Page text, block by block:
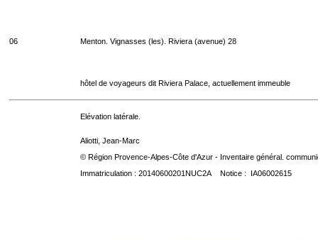
06 Menton. Vignasses (les). Riviera (avenue) 28
hôtel de voyageurs dit Riviera Palace, actuellement immeuble
Elévation latérale.
Aliotti, Jean-Marc
© Région Provence-Alpes-Côte d'Azur - Inventaire général.
Immatriculation : 20140600201NUC2A Notice : IA06002615